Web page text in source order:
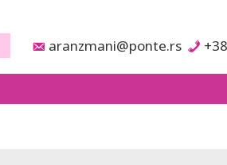
aranzmani@ponte.rs